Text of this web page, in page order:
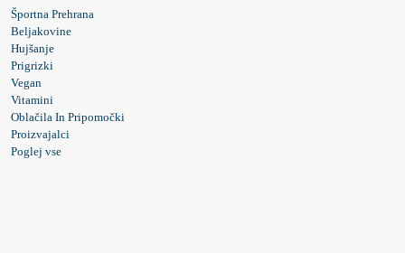
Športna Prehrana
Beljakovine
Hujšanje
Prigrizki
Vegan
Vitamini
Oblačila In Pripomočki
Proizvajalci
Poglej vse